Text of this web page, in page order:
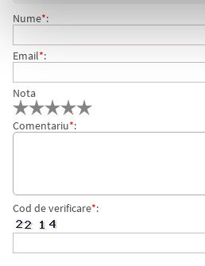
Nume*:
Email*:
Nota
Comentariu*:
Cod de verificare*: